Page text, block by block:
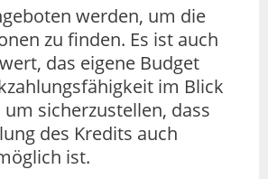
werden, um die
zu finden. Es ist auch
das eigene Budget
im Blick
sicherzustellen, dass
des Kredits auch
ist.